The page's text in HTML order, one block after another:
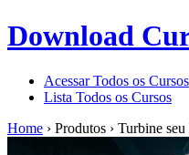
Download
Acessar Todos os Cursos
Lista Todos os Cursos
Home › Produtos › Turbine